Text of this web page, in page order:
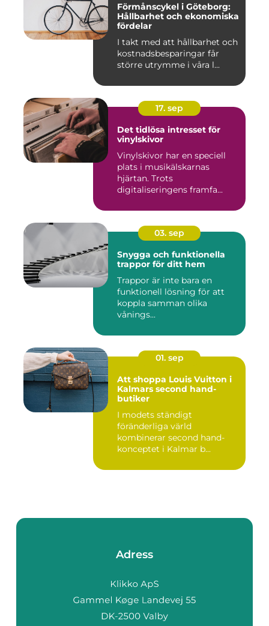
Förmånscykel i Göteborg:
Hållbarhet och ekonomiska
fördelar
I takt med att hållbarhet och
kostnadsbesparingar får
större utrymme i våra l...
17. sep
Det tidlösa intresset för
vinylskivor
Vinylskivor har en speciell
plats i musikälskarnas
hjärtan. Trots
digitaliseringens framfa...
03. sep
Snygga och funktionella
trappor för ditt hem
Trappor är inte bara en
funktionell lösning för att
koppla samman olika
vånings...
01. sep
Att shoppa Louis Vuitton i
Kalmars second hand-
butiker
I modets ständigt
föränderliga värld
kombinerar second hand-
konceptet i Kalmar b...
Adress